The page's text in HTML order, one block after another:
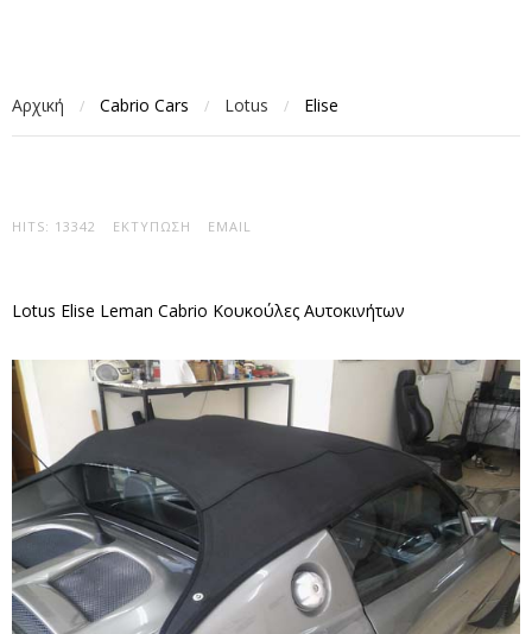
Αρχική / Cabrio Cars / Lotus / Elise
HITS: 13342 ΕΚΤΎΠΩΣΗ EMAIL
Lotus Elise Leman Cabrio Κουκούλες Αυτοκινήτων